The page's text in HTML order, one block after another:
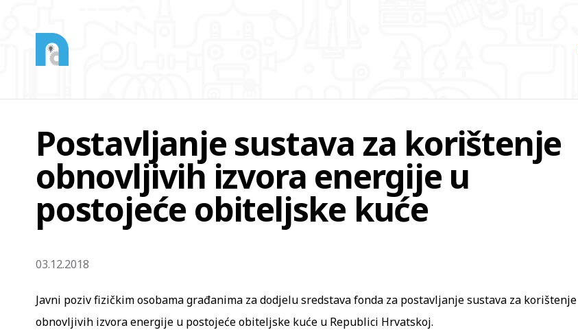
Postavljanje sustava za korištenje
obnovljivih izvora energije u
postojeće obiteljske kuće
03.12.2018
Javni poziv fizičkim osobama građanima za dodjelu sredstava fonda za postavljanje sustava za korištenje
obnovljivih izvora energije u postojeće obiteljske kuće u Republici Hrvatskoj.